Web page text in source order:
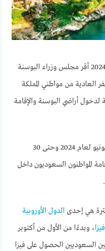
في الحادي عشر من شهر يناير لعام 2024 أقر مجلس وزراء البوسنة
العادية من مواطني المملكة
أراضي البوسنة والإقامة
ويطبق هذا القرار بدءً من الأول من يونيو لعام 2024 وحتى 30
إقامة المواطنون السعوديون داخل
هي إحدى الدول الأوروبية
، وبدءًا من الأول من أكتوبر
السعوديين الحصول على فيزا